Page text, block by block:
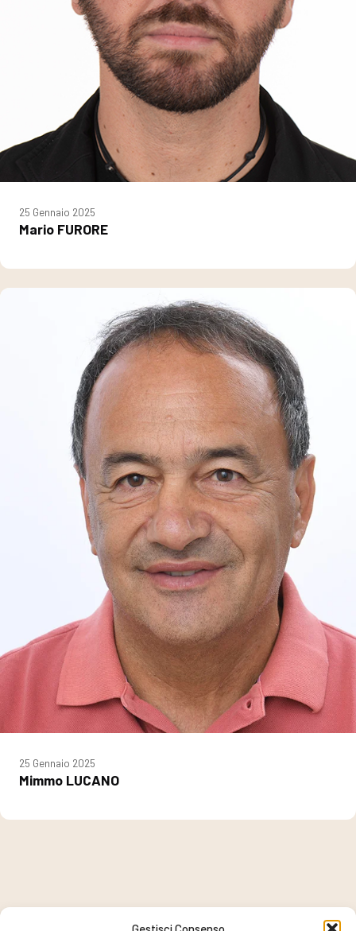
25 Gennaio 2025
Mario FURORE
25 Gennaio 2025
Mimmo LUCANO